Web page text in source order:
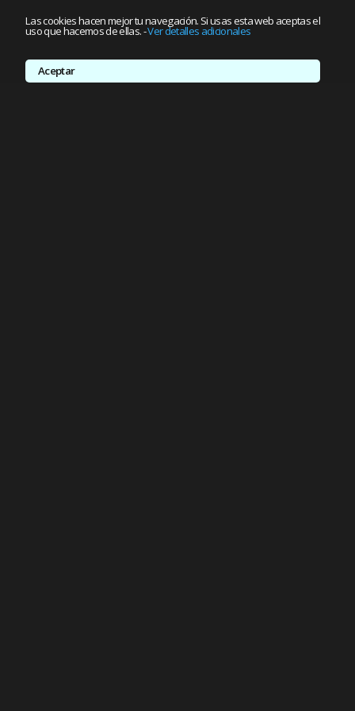
Las cookies hacen mejor tu navegación. Si usas esta web aceptas el
uso que hacemos de ellas.-Ver detalles adicionales
Aceptar